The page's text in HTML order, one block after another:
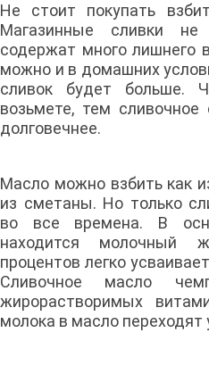
Не стоит покупать
Магазинные сливки
содержат много лишнего
можно и в домашних
сливок будет больше.
возьмете, тем
долговечнее.
Масло можно взбить как
из сметаны. Но только
во все времена. В
находится молочный
процентов легко
Сливочное масло
жирорастворимых
молока в масло переходят